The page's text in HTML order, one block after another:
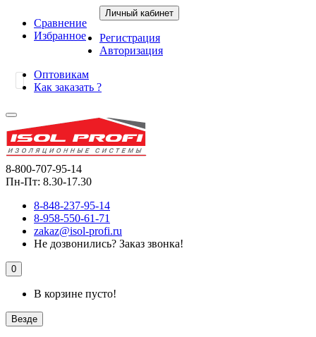
Сравнение
Избранное
Личный кабинет
Регистрация
Авторизация
Оптовикам
Как заказать ?
8-800-707-95-14
Пн-Пт: 8.30-17.30
8-848-237-95-14
8-958-550-61-71
zakaz@isol-profi.ru
Не дозвонились? Заказ звонка!
0
В корзине пусто!
Везде